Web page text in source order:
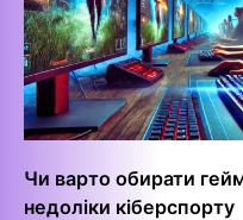
Чи варто обирати
недоліки кіберспорту